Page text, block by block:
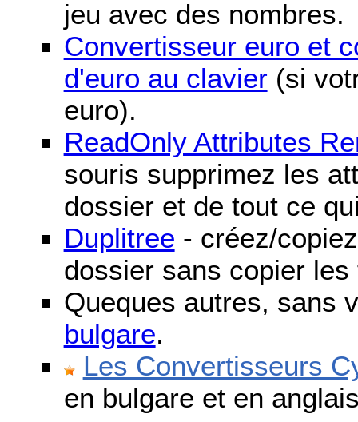
jeu avec des nombres.
Convertisseur euro et
d'euro au clavier (si
euro).
ReadOnly Attributes
souris supprimez les
dossier et de tout ce
Duplitree - créez/
dossier sans copier les
Queques autres, sans
bulgare.
Les Convertisseurs
en bulgare et en